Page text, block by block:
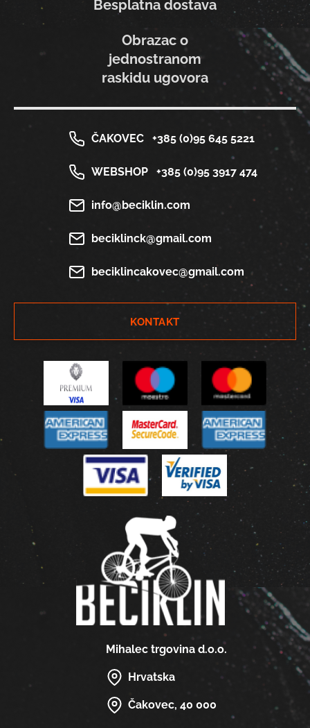
Mihalec trgovina d.o.o.
Hrvatska
Čakovec, 40 000
Besplatna dostava
Obrazac o
jednostranom
raskidu ugovora
ČAKOVEC +385 (0)95 645 5221
WEBSHOP +385 (0)95 3917 474
info@beciklin.com
beciklinck@gmail.com
beciklincakovec@gmail.com
KONTAKT